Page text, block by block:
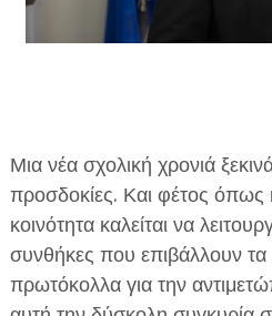
ΠΕΡΙΒΑΛΛΟΝ
ΕΦΗΜΕΡΙΔΑ Η ΠΑΡΓΑ
Μια νέα σχολική χρονιά
προσδοκίες. Και φέτος όπως
κοινότητα καλείται να
συνθήκες που επιβάλλουν τα
πρωτόκολλα για την